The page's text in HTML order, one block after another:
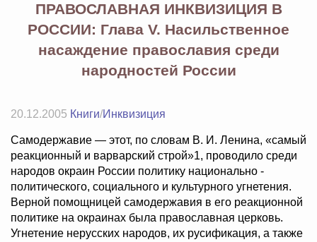
ПРАВОСЛАВНАЯ ИНКВИЗИЦИЯ В
РОССИИ: Глава V. Насильственное
насаждение православия среди
народностей России
20.12.2005 Книги/Инквизиция
Самодержавие — этот, по словам В. И. Ленина, «самый
реакционный и варварский строй»1, проводило среди
народов окраин России политику национально -
политического, социального и культурного угнетения.
Верной помощницей самодержавия в его реакционной
политике на окраинах была православная церковь.
Угнетение нерусских народов, их русификация, а также